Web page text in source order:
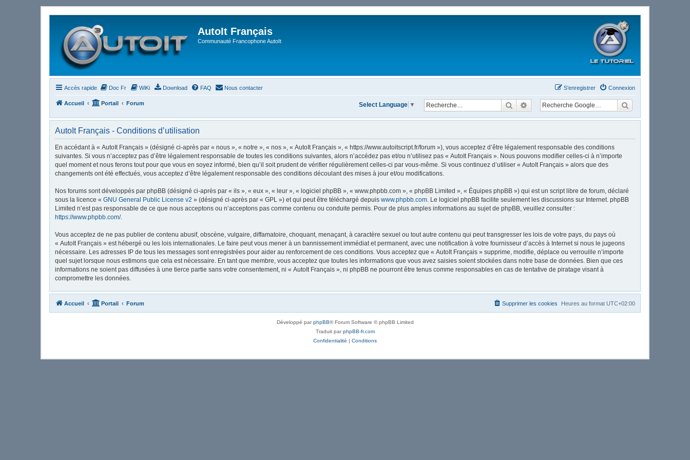
AutoIt Français
Communauté Francophone AutoIt
Accès rapide Doc Fr WiKi Download FAQ Nous contacter Connexion
S’enregistrer
Accueil Portail Forum RechercherRecherche avancée
Select Language ▼
AutoIt Français - Conditions d’utilisation
En accédant à « AutoIt Français » (désigné ci-après par « nous », « notre », « nos », « AutoIt Français », « https://www.autoitscript.fr/forum »), vous acceptez d’être légalement responsable des conditions
suivantes. Si vous n’acceptez pas d’être légalement responsable de toutes les conditions suivantes, alors n’accédez pas et/ou n’utilisez pas « AutoIt Français ». Nous pouvons modifier celles-ci à n’importe
quel moment et nous ferons tout pour que vous en soyez informé, bien qu’il soit prudent de vérifier régulièrement celles-ci par vous-même. Si vous continuez d’utiliser « AutoIt Français » alors que des
changements ont été effectués, vous acceptez d’être légalement responsable des conditions découlant des mises à jour et/ou modifications.
Nos forums sont développés par phpBB (désigné ci-après par « ils », « eux », « leur », « logiciel phpBB », « www.phpbb.com », « phpBB Limited », « Équipes phpBB ») qui est un script libre de forum, déclaré
sous la licence « GNU General Public License v2 » (désigné ci-après par « GPL ») et qui peut être téléchargé depuis www.phpbb.com. Le logiciel phpBB facilite seulement les discussions sur Internet. phpBB
Limited n’est pas responsable de ce que nous acceptons ou n’acceptons pas comme contenu ou conduite permis. Pour de plus amples informations au sujet de phpBB, veuillez consulter :
https://www.phpbb.com/.
Vous acceptez de ne pas publier de contenu abusif, obscène, vulgaire, diffamatoire, choquant, menaçant, à caractère sexuel ou tout autre contenu qui peut transgresser les lois de votre pays, du pays où
« AutoIt Français » est hébergé ou les lois internationales. Le faire peut vous mener à un bannissement immédiat et permanent, avec une notification à votre fournisseur d’accès à Internet si nous le jugeons
nécessaire. Les adresses IP de tous les messages sont enregistrées pour aider au renforcement de ces conditions. Vous acceptez que « AutoIt Français » supprime, modifie, déplace ou verrouille n’importe
quel sujet lorsque nous estimons que cela est nécessaire. En tant que membre, vous acceptez que toutes les informations que vous avez saisies soient stockées dans notre base de données. Bien que ces
informations ne soient pas diffusées à une tierce partie sans votre consentement, ni « AutoIt Français », ni phpBB ne pourront être tenus comme responsables en cas de tentative de piratage visant à
compromettre les données.
Accueil Portail Forum Heures au format UTC+02:00
Supprimer les cookies
Développé parphpBB® Forum Software © phpBB Limited
Traduit parphpBB-fr.com
Confidentialité | Conditions